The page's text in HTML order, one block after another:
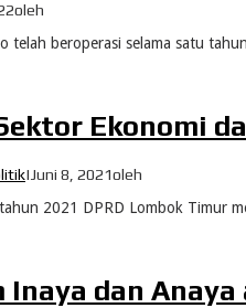
oleh
telah beroperasi selama satu
Ekonomi
|Juni 8, 2021oleh
2021 DPRD Lombok Timur
Inaya dan